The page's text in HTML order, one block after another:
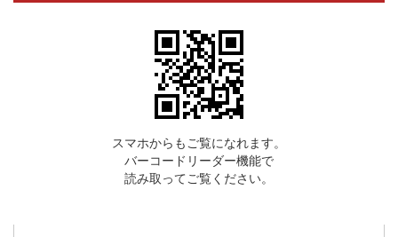
スマホからもご覧になれます。
バーコードリーダー機能で
読み取ってご覧ください。